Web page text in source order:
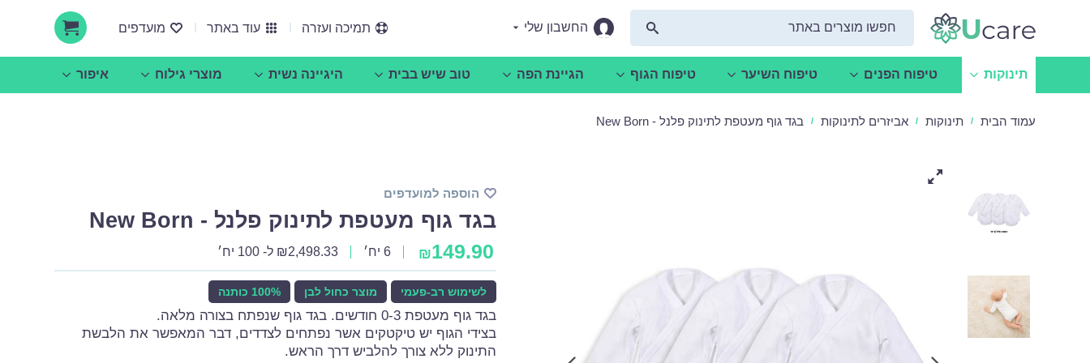
החשבון שלי תמיכה ועזרה עוד באתר מועדפים
תינוקות טיפוח הפנים טיפוח השיער טיפוח הגוף הגיינת הפה טוב שיש בבית היגיינה נשית מוצרי גילוח איפור
עמוד הבית / תינוקות / אביזרים לתינוקות / בגד גוף מעטפת לתינוק פלנל - New Born
הוספה למועדפים
בגד גוף מעטפת לתינוק פלנל - New Born
₪149.90 6 יח׳ ₪2,498.33 ל- 100 יח׳
לשימוש רב-פעמי מוצר כחול לבן 100% כותנה
בגד גוף מעטפת 0-3 חודשים. בגד גוף שנפתח בצורה מלאה.
בצידי הגוף יש טיקטקים אשר נפתחים לצדדים, דבר המאפשר את הלבשת
התינוק ללא צורך להלביש דרך הראש.